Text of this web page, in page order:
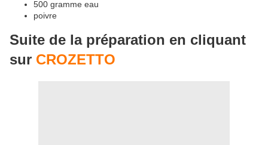
500 gramme eau
poivre
Suite de la préparation en cliquant
sur CROZETTO